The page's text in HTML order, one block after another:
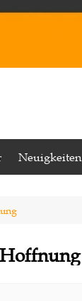
Neuigkeiten
Hoffnung